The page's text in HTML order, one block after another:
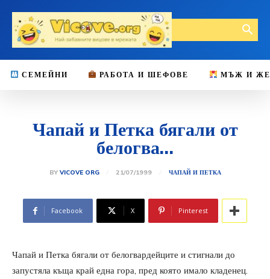
СЕМЕЙНИ РАБОТА И ШЕФОВЕ МЪЖ И
Чапай и Петка бягали от
белогва…
BY VICOVE ORG 21/07/1999 ЧАПАЙ И ПЕТКА
Facebook X Pinterest
Чапай и Петка бягали от белогвардейците и стигнали до
запустяла къща край една гора, пред която имало кладенец.